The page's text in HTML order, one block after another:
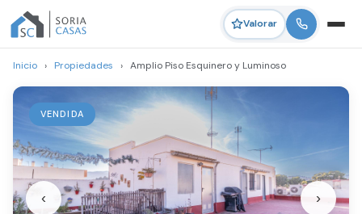
Valorar
Inicio › Propiedades › Amplio Piso Esquinero y Luminoso
VENDIDA
‹ ›